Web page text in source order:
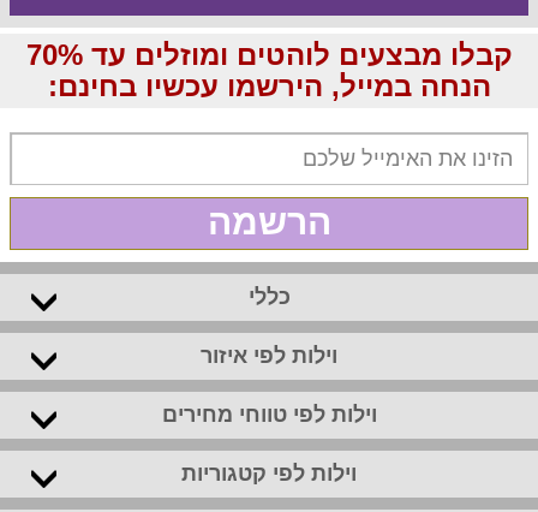
קבלו מבצעים לוהטים ומוזלים עד 70%
הנחה במייל, הירשמו עכשיו בחינם:
הרשמה
כללי
וילות לפי איזור
וילות לפי טווחי מחירים
וילות לפי קטגוריות